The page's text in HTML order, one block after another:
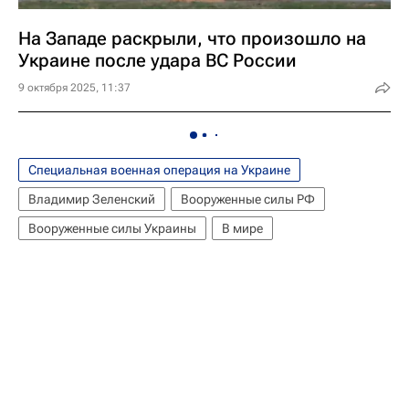
На Западе раскрыли, что произошло на
Украине после удара ВС России
9 октября 2025, 11:37
Специальная военная операция на Украине
Владимир Зеленский
Вооруженные силы РФ
Вооруженные силы Украины
В мире